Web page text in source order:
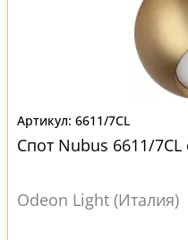
6611/7CL
Спот Nubus 6611/
Odeon Light (Италия)